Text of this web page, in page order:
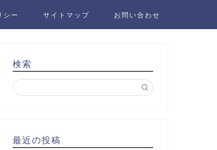
シー サイトマップ お問い合わせ
検索
最近の投稿